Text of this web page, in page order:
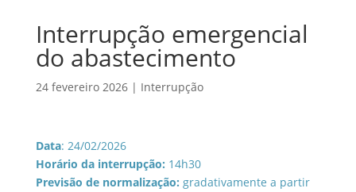
Interrupção emergencial
do abastecimento
24 fevereiro 2026| Interrupção
Data: 24/02/2026
Horário da interrupção: 14h30
Previsão de normalização: gradativamente a partir